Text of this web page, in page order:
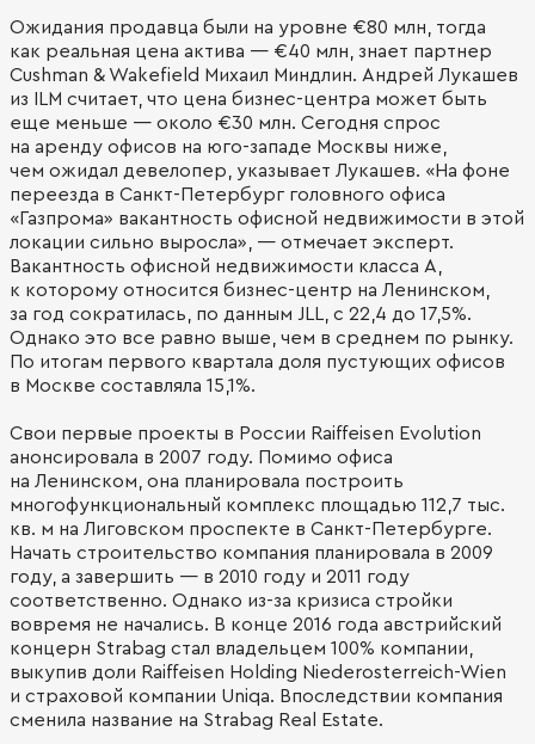
Ожидания продавца были на уровне €80 млн, тогда
как реальная цена актива — €40 млн, знает партнер
Cushman & Wakefield Михаил Миндлин. Андрей Лукашев
из ILM считает, что цена бизнес-центра может быть
еще меньше — около €30 млн. Сегодня спрос
на аренду офисов на юго-западе Москвы ниже,
чем ожидал девелопер, указывает Лукашев. «На фоне
переезда в Санкт-Петербург головного офиса
«Газпрома» вакантность офисной недвижимости в этой
локации сильно выросла», — отмечает эксперт.
Вакантность офисной недвижимости класса А,
к которому относится бизнес-центр на Ленинском,
за год сократилась, по данным JLL, с 22,4 до 17,5%.
Однако это все равно выше, чем в среднем по рынку. ​
По итогам первого квартала доля пустующих офисов
в Москве составляла 15,1%.
Свои первые проекты в России Raiffeisen Evolution
анонсировала в 2007 году. Помимо офиса
на Ленинском, она планировала построить
многофункциональный комплекс площадью 112,7 тыс.
кв. м на Лиговском проспекте в Санкт-Петербурге.
Начать строительство компания планировала в 2009
году, а завершить — в 2010 году и 2011 году
соответственно. Однако из-за кризиса стройки
вовремя не начались. В конце 2016 года австрийский
концерн Strabag стал владельцем 100% компании,
выкупив доли Raiffeisen Holding Niederosterreich-Wien
и страховой компании Uniqa. Впоследствии компания
сменила название на Strabag Real Estate.